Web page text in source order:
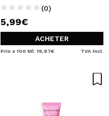
(0)
5,99€
ACHETER
Prix x 100 Ml: 19,97€ TVA Incl.